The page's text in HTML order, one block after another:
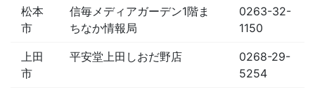
松本
市
信毎メディアガーデン1階ま
ちなか情報局
0263-32-
1150
上田
市
平安堂上田しおだ野店
0268-29-
5254